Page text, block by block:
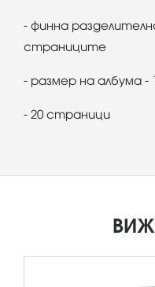
- финна
страниците
- размер на албума -
- 20 страници